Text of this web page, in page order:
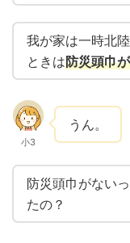
我が家は一時北
ときは防災頭巾
小3
うん。
防災頭巾がない
たの？